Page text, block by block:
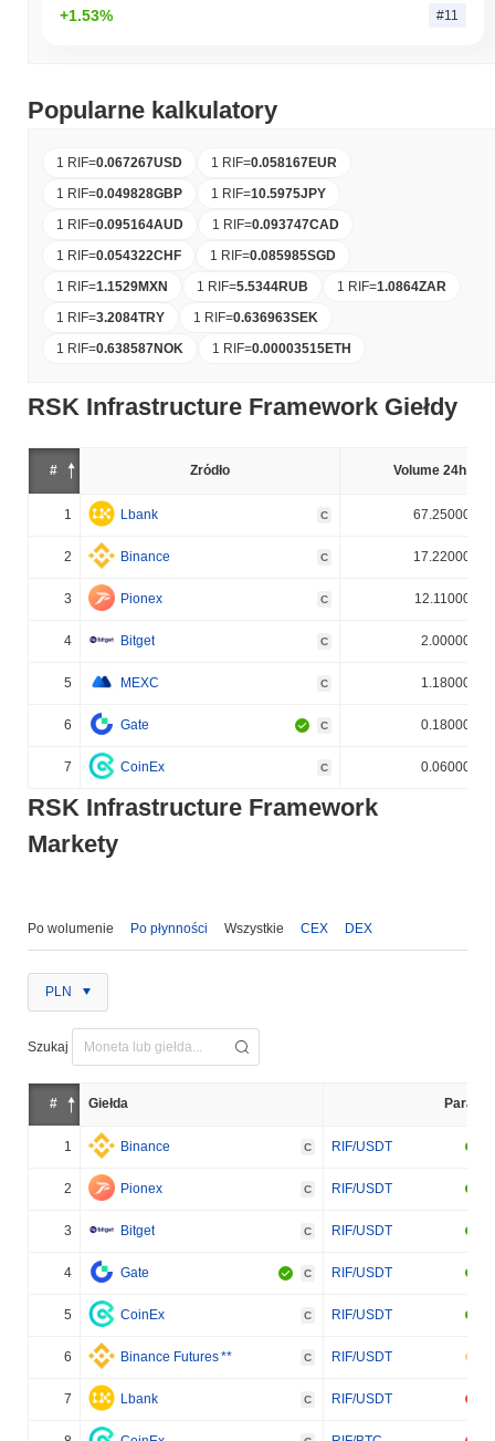
+1.53% #11
Popularne kalkulatory
1 RIF=0.067267USD 1 RIF=0.058167EUR
1 RIF=0.049828GBP 1 RIF=10.5975JPY
1 RIF=0.095164AUD 1 RIF=0.093747CAD
1 RIF=0.054322CHF 1 RIF=0.085985SGD
1 RIF=1.1529MXN 1 RIF=5.5344RUB 1 RIF=1.0864ZAR
1 RIF=3.2084TRY 1 RIF=0.636963SEK
1 RIF=0.638587NOK 1 RIF=0.00003515ETH
RSK Infrastructure Framework Giełdy
# Źródło Volume 24h (%)
1 Lbank C 67.250000%
2 Binance C 17.220000%
3 Pionex C 12.110000%
4 Bitget C 2.000000%
5 MEXC C 1.180000%
6 Gate C 0.180000%
7 CoinEx C 0.060000%
RSK Infrastructure Framework
Markety
Po wolumenie Po płynności Wszystkie CEX DEX
PLN
Szukaj
# Giełda Para
1 Binance C RIF/USDT
2 Pionex C RIF/USDT
3 Bitget C RIF/USDT
4 Gate C RIF/USDT
5 CoinEx C RIF/USDT
6 Binance Futures** C RIF/USDT
7 Lbank C RIF/USDT